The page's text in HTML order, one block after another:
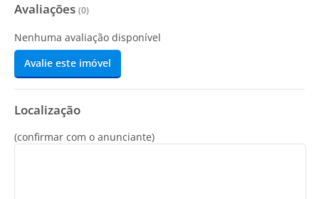
Avaliações (0)
Nenhuma avaliação disponível
Avalie este imóvel
Localização
(confirmar com o anunciante)